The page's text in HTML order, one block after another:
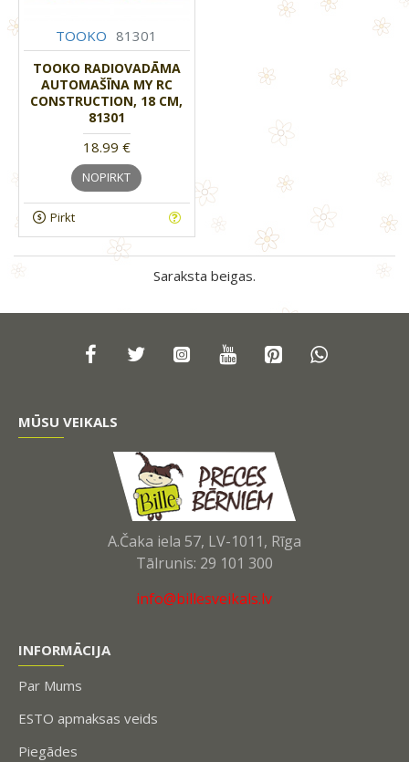
TOOKO 81301
TOOKO RADIOVADĀMA
AUTOMAŠĪNA MY RC
CONSTRUCTION, 18 CM,
81301
18.99 €
NOPIRKT
Pirkt
Saraksta beigas.
MŪSU VEIKALS
A.Čaka iela 57, LV-1011, Rīga
Tālrunis: 29 101 300
info@billesveikals.lv
INFORMĀCIJA
Par Mums
ESTO apmaksas veids
Piegādes